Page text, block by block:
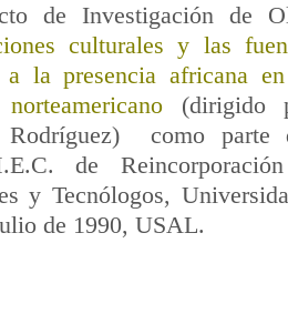
de Investigación de
culturales y las
a la presencia africana
(dirigido
como parte
de
y Tecnólogos,
de 1990, USAL.